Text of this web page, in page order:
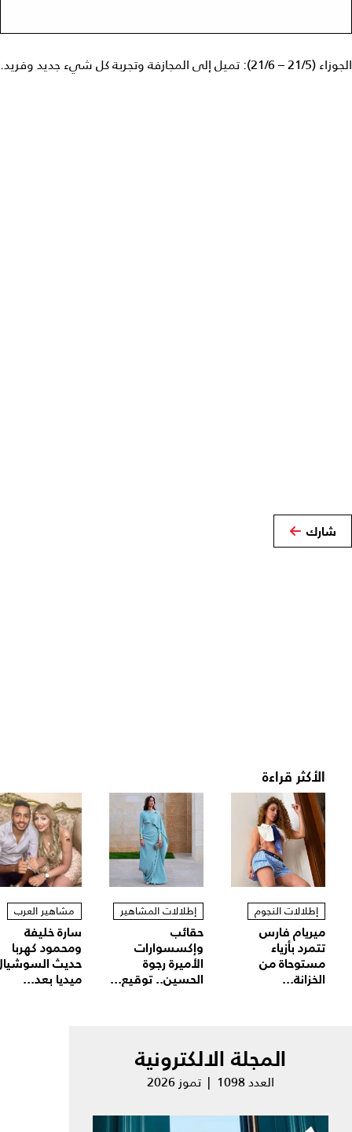
الجوزاء (21/5 – 21/6): تميل إلى المجازفة وتجربة كل شيء جديد وفريد.
شارك
الأكثر قراءة
إطلالات النجوم
ميريام فارس
تتمرد بأزياء
مستوحاة من
الخزانة...
إطلالات المشاهير
حقائب
وإكسسوارات
الأميرة رجوة
الحسين.. توقيع...
مشاهير العرب
سارة خليفة
ومحمود كهربا
حديث
ميديا بعد...
المجلة الالكترونية
العدد 1098 | تموز 2026